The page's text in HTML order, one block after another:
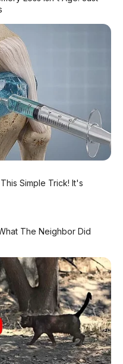
Tim Redaksi
L9 Livis. SUV
yang pakai 4
L9 Livis
sendiri
(tiga kali lipat
wire control
+ four-wheel
Simple Trick! It's
The Neighbor Did